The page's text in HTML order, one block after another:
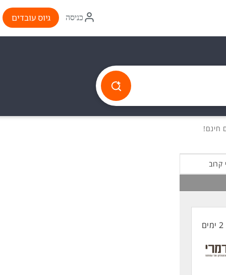
איקון
התחברות
כניסה גיוס עובדים
קרוב
2 ימים